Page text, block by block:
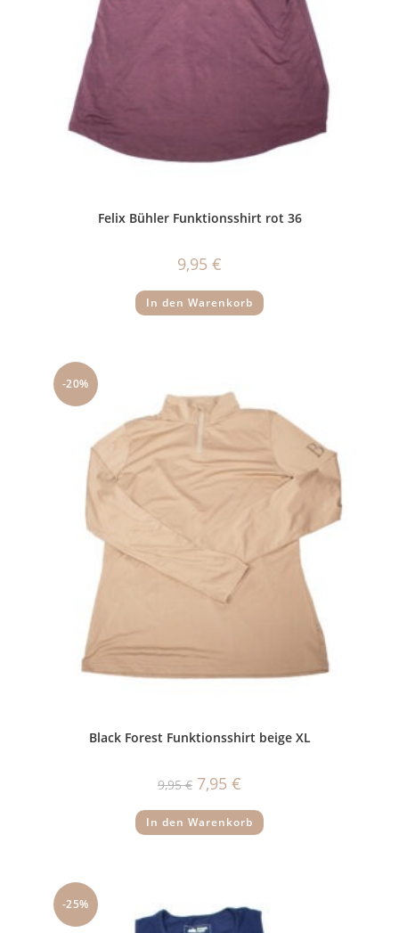
Felix Bühler Funktionsshirt rot 36
9,95 €
In den Warenkorb
-20%
Black Forest Funktionsshirt beige XL
9,95€ Ursprünglicher
Preis
9,95 €
7,95 €
7,95 €.
In den Warenkorb
-25%